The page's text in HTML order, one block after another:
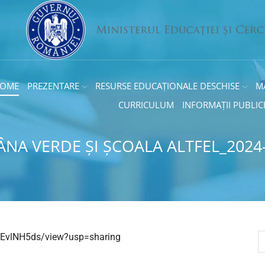
PREZENTARE RESURSE EDUCAȚIONALE DESCHISE
CURRICULUM
INFORMAȚII
VERDE ȘI ȘCOALA
view?usp=sharing